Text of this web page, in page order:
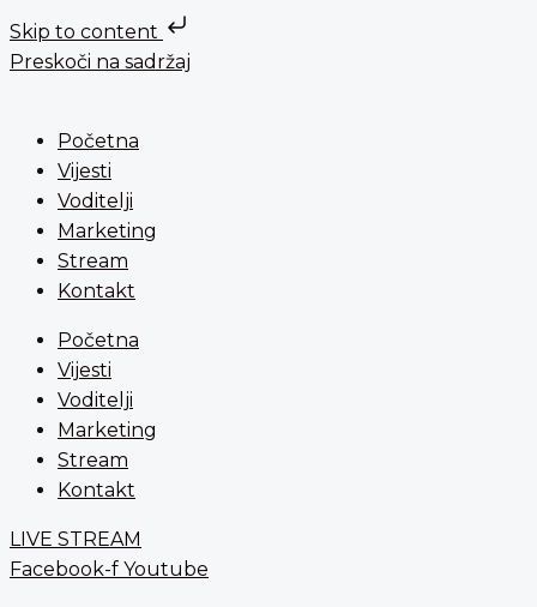
Skip to content
Preskoči na sadržaj
Početna
Vijesti
Voditelji
Marketing
Stream
Kontakt
Početna
Vijesti
Voditelji
Marketing
Stream
Kontakt
LIVE STREAM
Facebook-f Youtube